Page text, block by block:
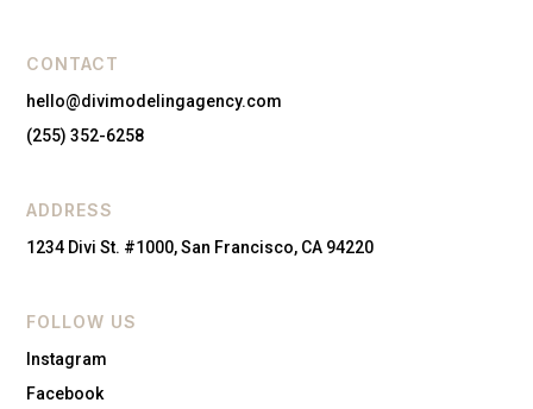
CONTACT
hello@divimodelingagency.com
(255) 352-6258
ADDRESS
1234 Divi St. #1000, San Francisco, CA 94220
FOLLOW US
Instagram
Facebook